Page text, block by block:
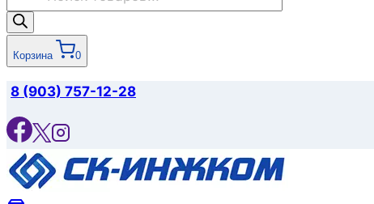
товаров
Корзина 0
8 (903) 757-12-28